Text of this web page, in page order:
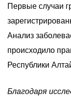
Первые случаи
Анализ
происходило
Республики
Благодаря